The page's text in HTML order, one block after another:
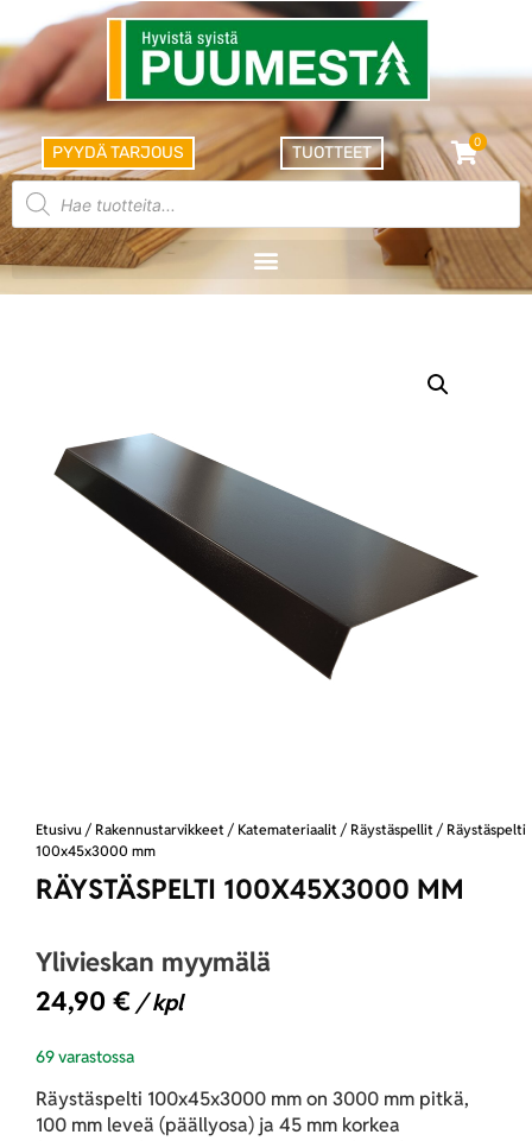
PYYDÄ TARJOUS TUOTTEET
0
Etusivu / Rakennustarvikkeet / Katemateriaalit / Räystäspellit / Räystäspelti
100x45x3000 mm
RÄYSTÄSPELTI 100X45X3000 MM
Ylivieskan myymälä
24,90 € / kpl
69 varastossa
Räystäspelti 100x45x3000 mm on 3000 mm pitkä,
100 mm leveä (päällyosa) ja 45 mm korkea